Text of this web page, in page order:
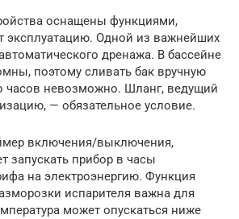
оснащены функциями,
эксплуатацию. Одной из важнейших
дренажа. В бассейне
поэтому сливать бак вручную
часов невозможно. Шланг, ведущий
— обязательное условие.
включения/выключения,
запускать прибор в часы
на электроэнергию. Функция
испарителя важна для
может опускаться ниже